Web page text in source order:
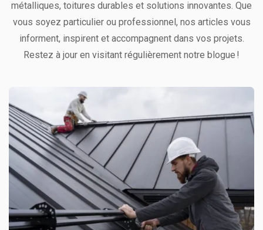
métalliques, toitures durables et solutions innovantes. Que
vous soyez particulier ou professionnel, nos articles vous
informent, inspirent et accompagnent dans vos projets.
Restez à jour en visitant régulièrement notre blogue !